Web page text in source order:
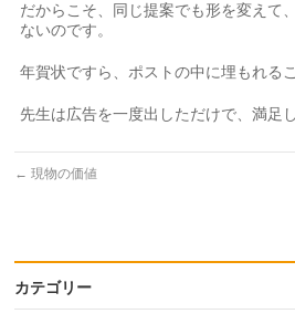
だからこそ、同じ提案でも形を変えて
ないのです。
年賀状ですら、ポストの中に埋もれる
先生は広告を一度出しただけで、満足
← 現物の価値
カテゴリー